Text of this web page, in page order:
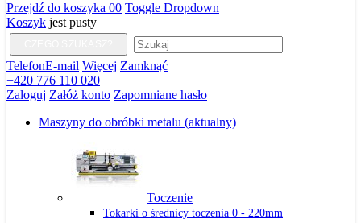
Przejdź do koszyka 00 Toggle Dropdown
Koszyk jest pusty
TelefonE-mail Więcej Zamknąć
+420 776 110 020
Zaloguj Załóż konto Zapomniane hasło
Maszyny do obróbki metalu (aktualny)
Toczenie
Tokarki o średnicy toczenia 0 - 220mm